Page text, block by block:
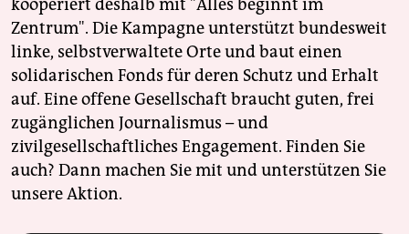
kooperiert deshalb mit "Alles beginnt im
Zentrum". Die Kampagne unterstützt bundesweit
linke, selbstverwaltete Orte und baut einen
solidarischen Fonds für deren Schutz und Erhalt
auf. Eine offene Gesellschaft braucht guten, frei
zugänglichen Journalismus – und
zivilgesellschaftliches Engagement. Finden Sie
auch? Dann machen Sie mit und unterstützen Sie
unsere Aktion.